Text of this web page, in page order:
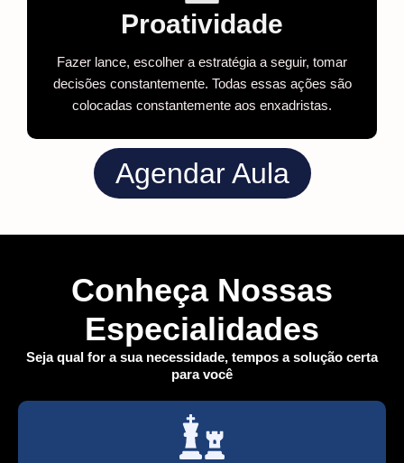
Proatividade
Fazer lance, escolher a estratégia a seguir, tomar
decisões constantemente. Todas essas ações são
colocadas constantemente aos enxadristas.
Agendar Aula
Conheça Nossas
Especialidades
Seja qual for a sua necessidade, tempos a solução certa
para você